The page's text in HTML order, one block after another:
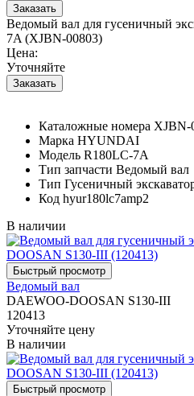
Ведомый вал для гусеничный
7A (XJBN-00803)
Цена:
Уточняйте
Каталожные номера XJBN-
Марка HYUNDAI
Модель R180LC-7A
Тип запчасти Ведомый вал
Тип Гусеничный
Код hyur180lc7amp2
В наличии
Ведомый вал
DAEWOO-DOOSAN S130-III
120413
Уточняйте цену
В наличии